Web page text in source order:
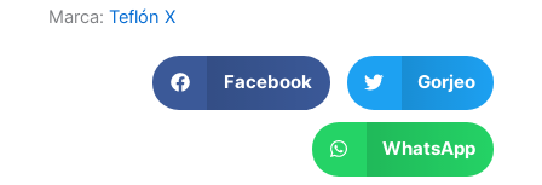
Marca: Teflón X
Facebook Gorjeo
WhatsApp